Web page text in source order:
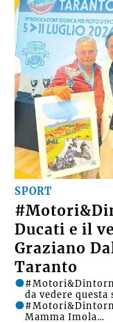
SPORT
Ducati e il
Graziano
Taranto
da vedere
Mamma Imola…